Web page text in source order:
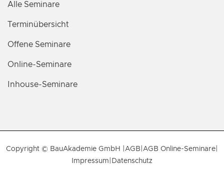
Alle Seminare
Terminübersicht
Offene Seminare
Online-Seminare
Inhouse-Seminare
Copyright © BauAkademie GmbH | AGB AGB Online-Seminare
Impressum Datenschutz